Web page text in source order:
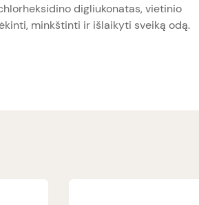
digliukonatas, vietinio
minkštinti ir išlaikyti sveiką odą.